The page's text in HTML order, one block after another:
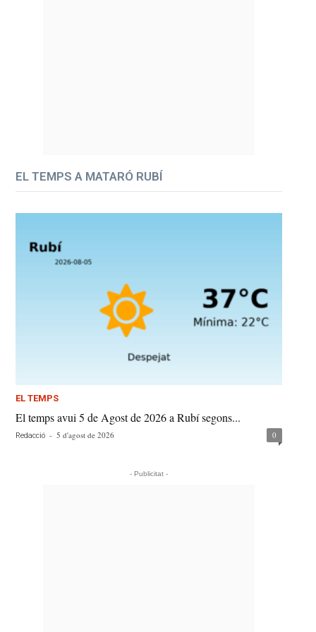
EL TEMPS A MATARÓ RUBÍ
EL TEMPS
El temps avui 5 de Agost de 2026 a Rubí segons...
Redacció - 5 d'agost de 2026 0
- Publicitat -